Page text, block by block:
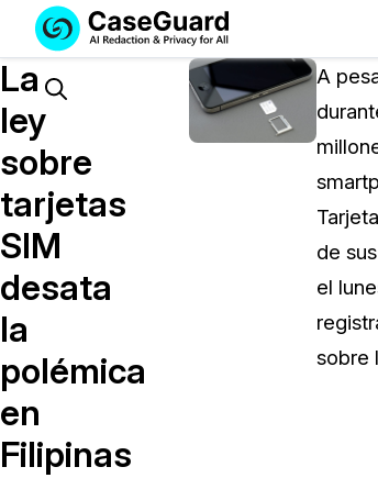
Servicios
SUSCRÍBASE
A
CASEGUARD
STUDIO
Licencia de
La
ley
sobre
tarjetas
SIM
desata
la
polémica
en
Filipinas
A
de
el
sobre